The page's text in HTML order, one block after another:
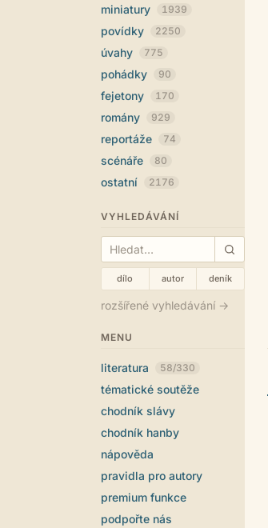
miniatury 1939
povídky 2250
úvahy 775
pohádky 90
fejetony 170
romány 929
reportáže 74
scénáře 80
ostatní 2176
VYHLEDÁVÁNÍ
dílo autor deník
rozšířené vyhledávání →
MENU
literatura 58/330
tématické soutěže
chodník slávy
chodník hanby
nápověda
pravidla pro autory
premium funkce
podpořte nás